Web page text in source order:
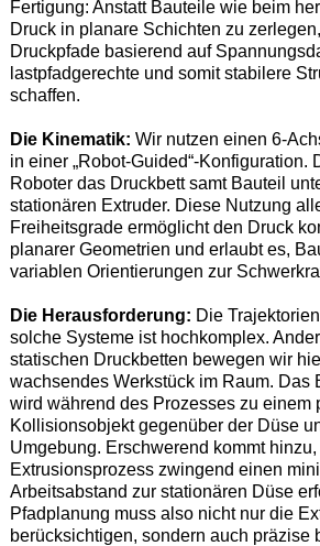
Fertigung: Anstatt Bauteile wie beim
Druck in planare Schichten zu
Druckpfade basierend auf
lastpfadgerechte und somit stabilere
schaffen.
Die Kinematik: Wir nutzen einen 6-
in einer „Robot-Guided“-Konfiguration.
Roboter das Druckbett samt Bauteil
stationären Extruder. Diese Nutzung
Freiheitsgrade ermöglicht den Druck
planarer Geometrien und erlaubt es,
variablen Orientierungen zur
Die Herausforderung: Die
solche Systeme ist hochkomplex.
statischen Druckbetten bewegen wir
wachsendes Werkstück im Raum. Das
wird während des Prozesses zu einem
Kollisionsobjekt gegenüber der Düse
Umgebung. Erschwerend kommt
Extrusionsprozess zwingend einen
Arbeitsabstand zur stationären Düse
Pfadplanung muss also nicht nur die
berücksichtigen, sondern auch präzise